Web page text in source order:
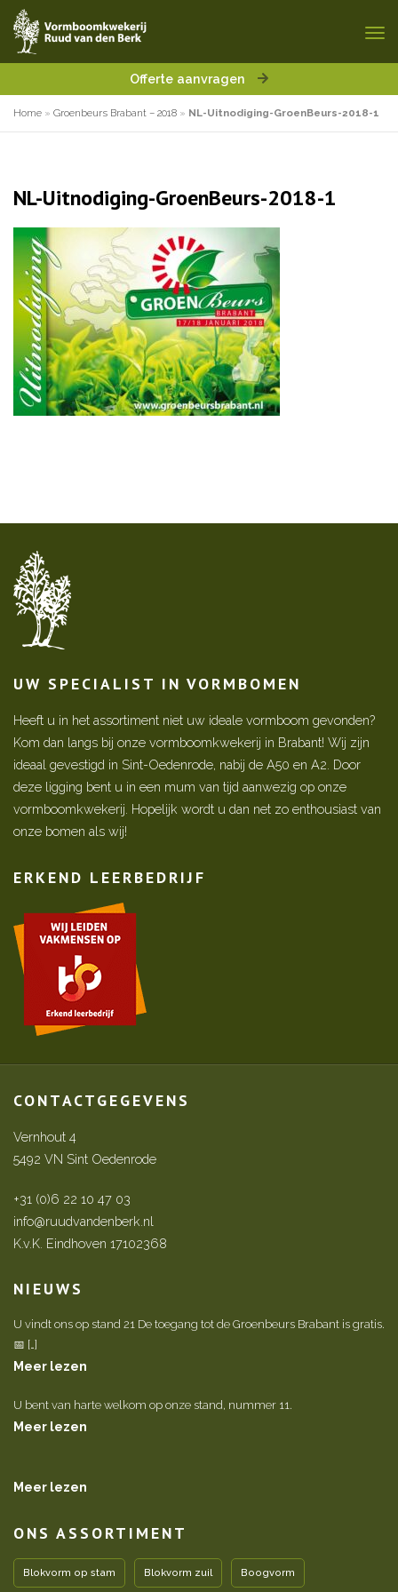
Offerte aanvragen
Home » Groenbeurs Brabant – 2018 » NL-Uitnodiging-GroenBeurs-2018-1
NL-Uitnodiging-GroenBeurs-2018-1
UW SPECIALIST IN VORMBOMEN
Heeft u in het assortiment niet uw ideale vormboom gevonden?
Kom dan langs bij onze vormboomkwekerij in Brabant! Wij zijn
ideaal gevestigd in Sint-Oedenrode, nabij de A50 en A2. Door
deze ligging bent u in een mum van tijd aanwezig op onze
vormboomkwekerij. Hopelijk wordt u dan net zo enthousiast van
onze bomen als wij!
ERKEND LEERBEDRIJF
CONTACTGEGEVENS
Vernhout 4
5492 VN Sint Oedenrode
+31 (0)6 22 10 47 03
info@ruudvandenberk.nl
K.v.K. Eindhoven 17102368
NIEUWS
U vindt ons op stand 21 De toegang tot de Groenbeurs Brabant is gratis.
📅 […]
Meer lezen
U bent van harte welkom op onze stand, nummer 11.
Meer lezen
Meer lezen
ONS ASSORTIMENT
Blokvorm op stam Blokvorm zuil Boogvorm